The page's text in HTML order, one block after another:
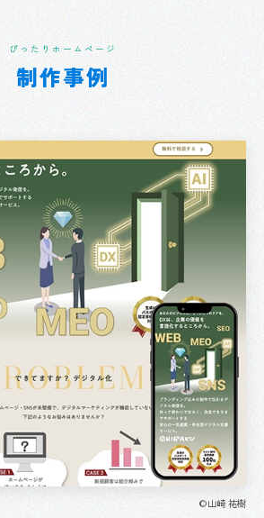
ぴったりホームページ
制作事例
©山崎 祐樹